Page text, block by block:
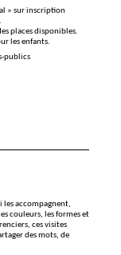
» sur inscription
places disponibles.
les enfants.
publics
les accompagnent,
couleurs, les formes et
ces visites
des mots, de